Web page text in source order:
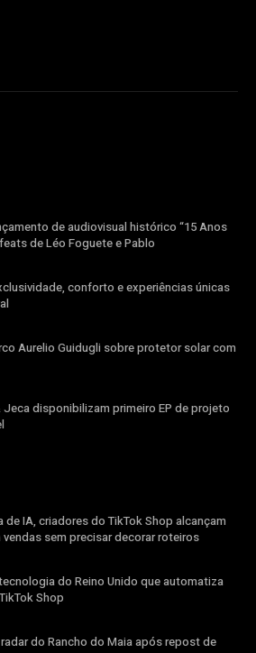
de audiovisual histórico “15 Anos
de Léo Foguete e Pablo
conforto e experiências únicas
Aurelio Guidugli sobre protetor solar com
Jeca disponibilizam primeiro EP de projeto
IA, criadores do TikTok Shop alcançam
vendas sem precisar decorar roteiros
do Reino Unido que automatiza
Shop
do Rancho do Maia após repost de